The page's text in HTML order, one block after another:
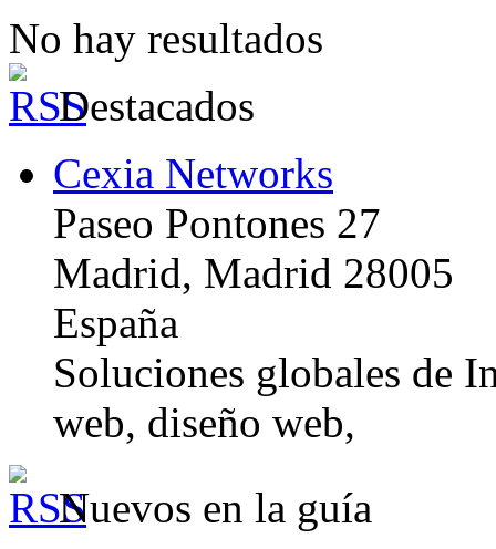
No hay resultados
Destacados
Cexia Networks
Paseo Pontones 27
Madrid, Madrid 28005
España
Soluciones globales de
web, diseño web,
Nuevos en la guía